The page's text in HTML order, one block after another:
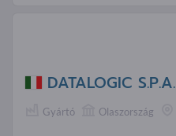
DATALOGIC S.P.A.
Gyártó Olaszország